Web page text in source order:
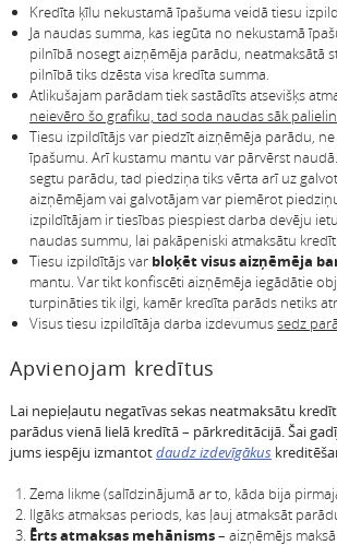
Kredīta ķīlu nekustamā īpašuma veidā tiesu
Ja naudas summa, kas iegūta no nekustamā
pilnībā nosegt aizņēmēja parādu, neatmaksātā
pilnībā tiks dzēsta visa kredīta summa.
Atlikušajam parādam tiek sastādīts atsevišķs
neievēro šo grafiku, tad soda naudas sāk
Tiesu izpildītājs var piedzīt aizņēmēja parādu,
īpašumu. Arī kustamu mantu var pārvērst
segtu parādu, tad piedziņa tiks vērta arī uz
aizņēmējam vai galvotājam var piemērot
izpildītājam ir tiesības piespiest darba devēju
naudas summu, lai pakāpeniski atmaksātu
Tiesu izpildītājs var bloķēt visus aizņēmēja
mantu. Var tikt konfiscēti aizņēmēja iegādātie
turpināties tik ilgi, kamēr kredīta parāds netiks
Visus tiesu izpildītāja darba izdevumussedz
Apvienojam kredītus
Lai nepieļautu negatīvas sekas neatmaksātu
parādus vienā lielā kredītā – pārkreditācijā. Šai
jums iespēju izmantotdaudz izdevīgākus
Zema likme (salīdzinājumā ar to, kāda bija
Ilgāks atmaksas periods, kas ļauj atmaksāt
Ērts atmaksas mehānisms– aizņēmējs